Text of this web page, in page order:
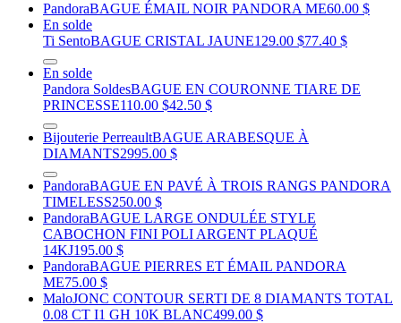
PandoraBAGUE ÉMAIL NOIR PANDORA ME60.00 $
En solde
Ti SentoBAGUE CRISTAL JAUNE129.00 $77.40 $
En solde
Pandora SoldesBAGUE EN COURONNE TIARE DE
PRINCESSE110.00 $42.50 $
Bijouterie PerreaultBAGUE ARABESQUE À
DIAMANTS2995.00 $
PandoraBAGUE EN PAVÉ À TROIS RANGS PANDORA
TIMELESS250.00 $
PandoraBAGUE LARGE ONDULÉE STYLE
CABOCHON FINI POLI ARGENT PLAQUÉ
14KJ195.00 $
PandoraBAGUE PIERRES ET ÉMAIL PANDORA
ME75.00 $
MaloJONC CONTOUR SERTI DE 8 DIAMANTS TOTAL
0.08 CT I1 GH 10K BLANC499.00 $